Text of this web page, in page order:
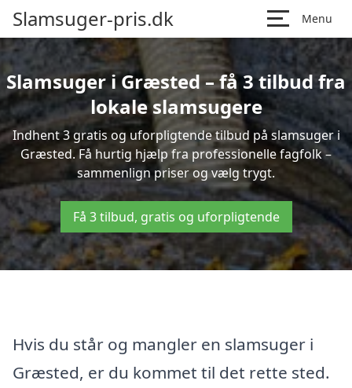
Slamsuger-pris.dk Menu
Slamsuger i Græsted – få 3 tilbud fra
lokale slamsugere
Indhent 3 gratis og uforpligtende tilbud på slamsuger i
Græsted. Få hurtig hjælp fra professionelle fagfolk –
sammenlign priser og vælg trygt.
Få 3 tilbud, gratis og uforpligtende
Hvis du står og mangler en slamsuger i
Græsted, er du kommet til det rette sted.